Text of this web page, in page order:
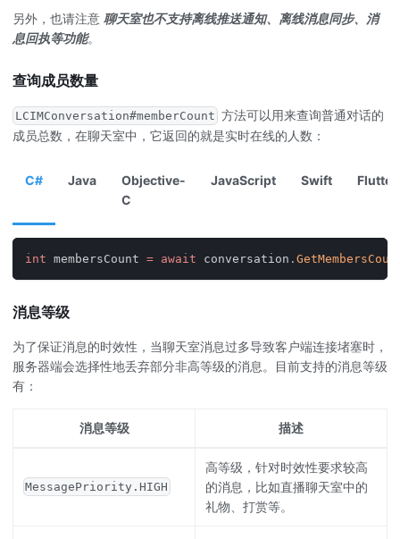
另外，也请注意 聊天室也不支持离线推送通知、离线消息同步、消
息回执等功能。
查询成员数量
LCIMConversation#memberCount 方法可以用来查询普通对话的
成员总数，在聊天室中，它返回的就是实时在线的人数：
C# Java
Objective-
C
JavaScript Swift Flutter
int membersCount = await conversation .
消息等级
为了保证消息的时效性，当聊天室消息过多导致客户端连接堵塞时，
服务器端会选择性地丢弃部分非高等级的消息。目前支持的消息等级
有：
消息等级 描述
MessagePriority.HIGH
高等级，针对时效性要求较高
的消息，比如直播聊天室中的
礼物、打赏等。